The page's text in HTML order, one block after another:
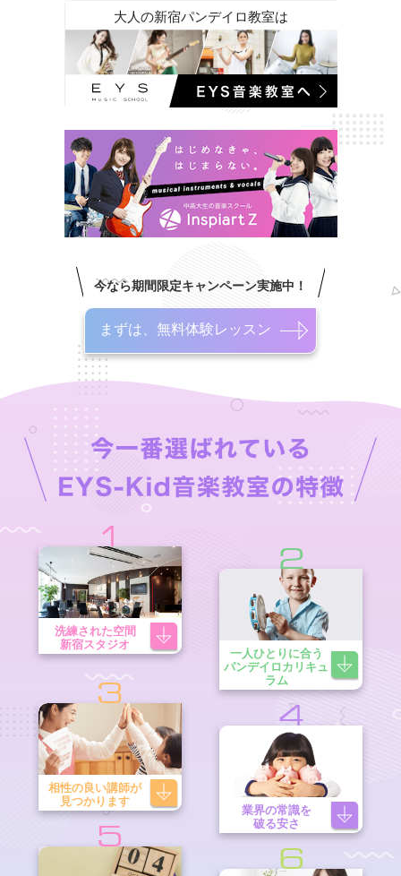
大人の新宿パンデイロ教室は
今なら期間限定キャンペーン実施中！
まずは、無料体験レッスン
1
洗練された空間
新宿スタジオ
2
一人ひとりに合う
パンデイロカリキュ
ラム
3
相性の良い講師が
見つかります
4
業界の常識を
破る安さ
5
6